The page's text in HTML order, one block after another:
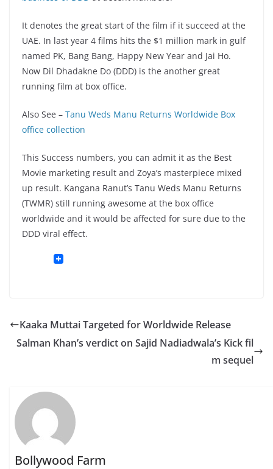
It denotes the great start of the film if it succeed at the
UAE. In last year 4 films hits the $1 million mark in gulf
named PK, Bang Bang, Happy New Year and Jai Ho.
Now Dil Dhadakne Do (DDD) is the another great
running film at box office.
Also See – Tanu Weds Manu Returns Worldwide Box
office collection
This Success numbers, you can admit it as the Best
Movie marketing result and Zoya’s masterpiece mixed
up result. Kangana Ranut’s Tanu Weds Manu Returns
(TWMR) still running awesome at the box office
worldwide and it would be affected for sure due to the
DDD viral effect.
Kaaka Muttai Targeted for Worldwide Release
Salman Khan’s verdict on Sajid Nadiadwala’s Kick fil
m sequel
Bollywood Farm